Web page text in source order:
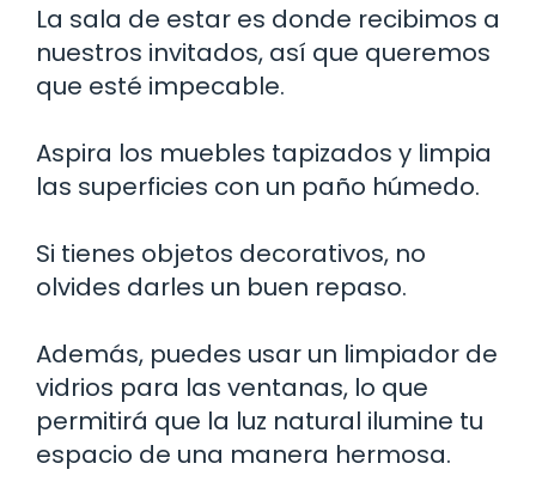
La sala de estar es donde recibimos a
nuestros invitados, así que queremos
que esté impecable.
Aspira los muebles tapizados y limpia
las superficies con un paño húmedo.
Si tienes objetos decorativos, no
olvides darles un buen repaso.
Además, puedes usar un limpiador de
vidrios para las ventanas, lo que
permitirá que la luz natural ilumine tu
espacio de una manera hermosa.